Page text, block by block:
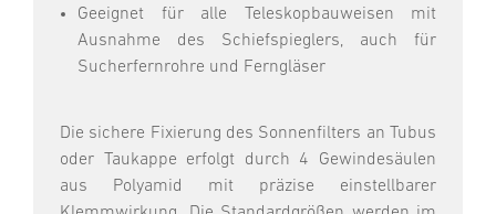
Geeignet für alle Teleskopbauweisen mit
Ausnahme des Schiefspieglers, auch für
Sucherfernrohre und Ferngläser
Die sichere Fixierung des Sonnenfilters an Tubus
oder Taukappe erfolgt durch 4 Gewindesäulen
aus Polyamid mit präzise einstellbarer